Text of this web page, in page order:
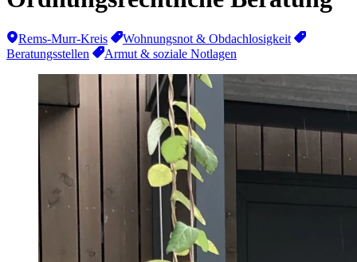
Rems-Murr-Kreis
Wohnungsnot & Obdachlosigkeit
Beratungsstellen
Armut & soziale Notlagen